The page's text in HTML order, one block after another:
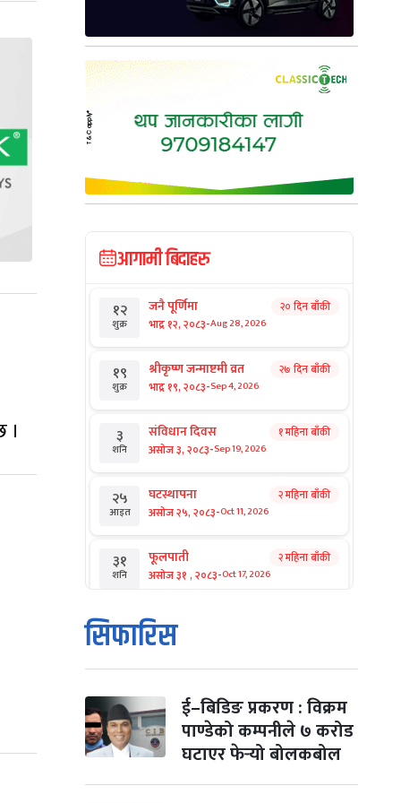
।
आगामी बिदाहरु
१२
शुक्र
जनै पूर्णिमा
भाद्र १२, २०८३-Aug 28, 2026
२० दिन बाँकी
१९
शुक्र
श्रीकृष्ण जन्माष्टमी व्रत
भाद्र १९, २०८३-Sep 4, 2026
२७ दिन बाँकी
३
शनि
संविधान दिवस
असोज ३, २०८३-Sep 19, 2026
१ महिना बाँकी
२५
आइत
घटस्थापना
असोज २५, २०८३-Oct 11, 2026
२ महिना बाँकी
३१
शनि
फूलपाती
असोज ३१ , २०८३-Oct 17, 2026
२ महिना बाँकी
१
आइत
कार्तिक सङ्क्रान्ति
कार्तिक १, २०८३
मंगल कार्तिक ३, २०८३-Oct 20, 2026
४ विजयादशमी
कार्तिक ४, २०८३-Oct 21, 2026
२ महिना बाँकी
सिफारिस
ई–बिडिङ प्रकरण : विक्रम
पाण्डेको कम्पनीले ७ करोड
घटाएर फेर्‍यो बोलकबोल